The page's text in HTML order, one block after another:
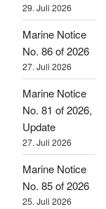
29. Juli 2026
Marine Notice
No. 86 of 2026
27. Juli 2026
Marine Notice
No. 81 of 2026,
Update
27. Juli 2026
Marine Notice
No. 85 of 2026
25. Juli 2026